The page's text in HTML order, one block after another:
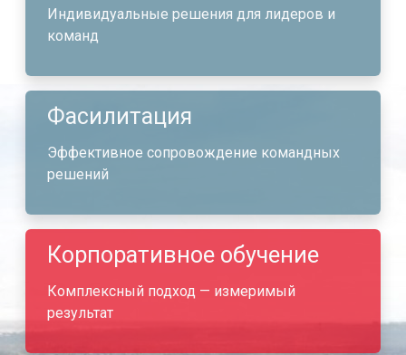
Индивидуальные решения для лидеров и
команд
Фасилитация
Эффективное сопровождение командных
решений
Корпоративное обучение
Комплексный подход — измеримый
результат